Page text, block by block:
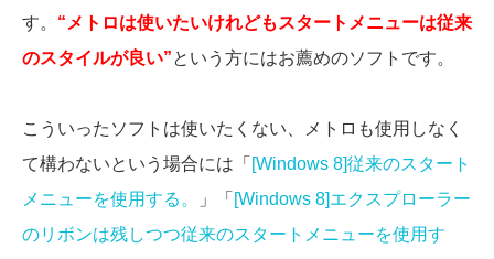
す。 “メトロは使いたいけれどもスタートメニューは従来
のスタイルが良い”という方にはお薦めのソフトです。
こういったソフトは使いたくない、メトロも使用しなく
て構わないという場合には「 [Windows 8]従来のスタート
メニューを使用する。
」「 [Windows 8]エクスプローラー
のリボンは残しつつ従来のスタートメニューを使用す